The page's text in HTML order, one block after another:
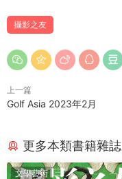
攝影之友
上一篇
Golf Asia 2023年2月
更多本類書籍雜誌
文學藝術